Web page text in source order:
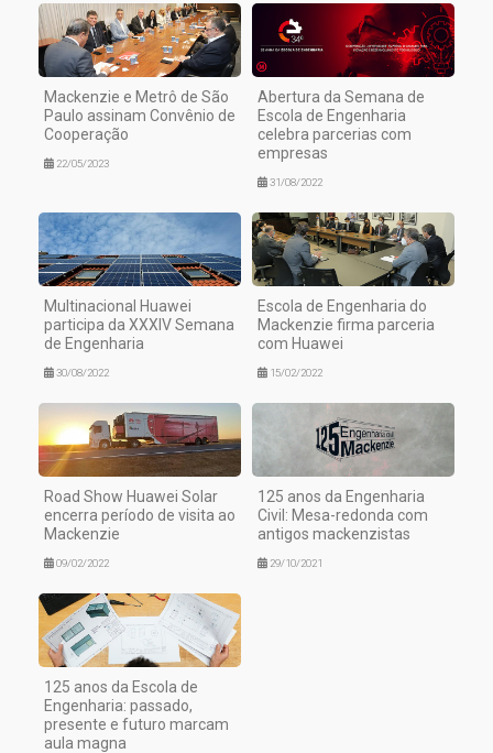
Mackenzie e Metrô de São
Paulo assinam Convênio de
Cooperação
22/05/2023
Abertura da Semana de
Escola de Engenharia
celebra parcerias com
empresas
31/08/2022
Multinacional Huawei
participa da XXXIV Semana
de Engenharia
30/08/2022
Escola de Engenharia do
Mackenzie firma parceria
com Huawei
15/02/2022
Road Show Huawei Solar
encerra período de visita ao
Mackenzie
09/02/2022
125 anos da Engenharia
Civil: Mesa-redonda com
antigos mackenzistas
29/10/2021
125 anos da Escola de
Engenharia: passado,
presente e futuro marcam
aula magna